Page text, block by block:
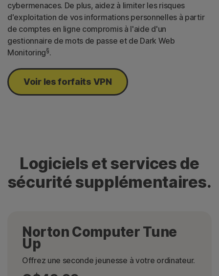
cybermenaces. De plus, aidez à limiter les risques
d'exploitation de vos informations personnelles à partir
de comptes en ligne compromis à l'aide d'un
gestionnaire de mots de passe et de Dark Web
Monitoring§.
Voir les forfaits VPN
Logiciels et services de
sécurité supplémentaires.
Norton Computer Tune
Up
Offrez une seconde jeunesse à votre ordinateur.